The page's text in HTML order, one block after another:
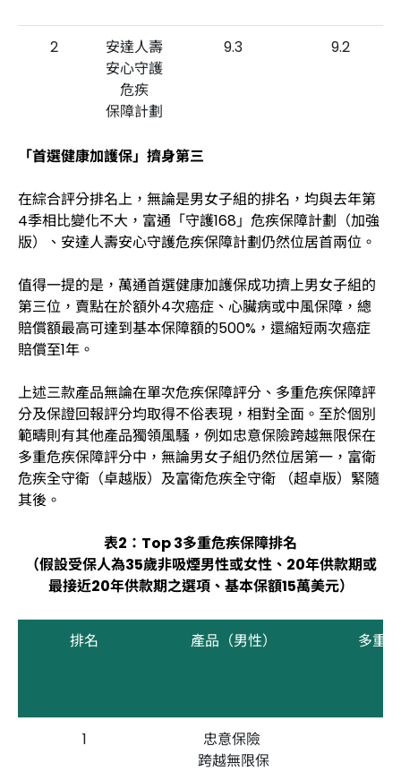
2
安達人壽
安心守護
危疾
保障計劃
9.3 9.2
3
萬通保險
首選健康
加護保
「首選健康加護保」擠身第三
在綜合評分排名上，無論是男女子組的排名，均與去年第
4季相比變化不大，富通「守護168」危疾保障計劃（加強
版）、安達人壽安心守護危疾保障計劃仍然位居首兩位。
值得一提的是，萬通首選健康加護保成功擠上男女子組的
第三位，賣點在於額外4次癌症、心臟病或中風保障，總
賠償額最高可達到基本保障額的500%，還縮短兩次癌症
賠償至1年。
上述三款產品無論在單次危疾保障評分、多重危疾保障評
分及保證回報評分均取得不俗表現，相對全面。至於個別
範疇則有其他產品獨領風騷，例如忠意保險跨越無限保在
多重危疾保障評分中，無論男女子組仍然位居第一，富衛
危疾全守衛（卓越版）及富衛危疾全守衛 （超卓版）緊隨
其後。
表2：Top 3多重危疾保障排名
（假設受保人為35歲非吸煙男性或女性、20年供款期或
最接近20年供款期之選項、基本保額15萬美元）
排名 產品（男性） 多重
1
忠意保險
跨越無限保